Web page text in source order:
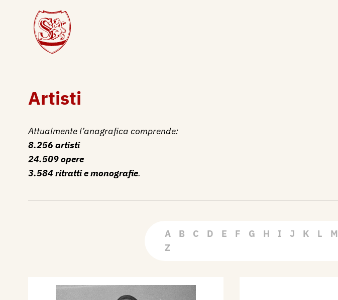
Artisti
Attualmente l’anagrafica comprende:
8.256 artisti
24.509 opere
3.584 ritratti e monografie.
A B C D E F G H I J K L M
Z